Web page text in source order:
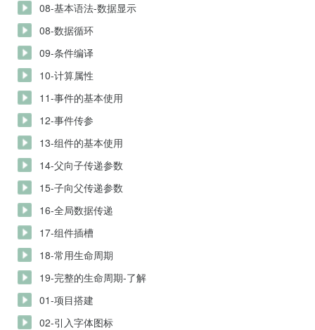
08-基本语法-数据显示
08-数据循环
09-条件编译
10-计算属性
11-事件的基本使用
12-事件传参
13-组件的基本使用
14-父向子传递参数
15-子向父传递参数
16-全局数据传递
17-组件插槽
18-常用生命周期
19-完整的生命周期-了解
01-项目搭建
02-引入字体图标